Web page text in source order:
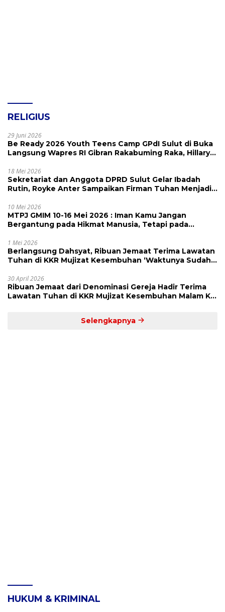
RELIGIUS
29 Juni 2026
Be Ready 2026 Youth Teens Camp GPdI Sulut di Buka
Langsung Wapres RI Gibran Rakabuming Raka, Hillary
18 Mei 2026
Sekretariat dan Anggota DPRD Sulut Gelar Ibadah
Rutin, Royke Anter Sampaikan Firman Tuhan Menjadi
10 Mei 2026
MTPJ GMIM 10-16 Mei 2026 : Iman Kamu Jangan
Bergantung pada Hikmat Manusia, Tetapi pada
1 Mei 2026
Berlangsung Dahsyat, Ribuan Jemaat Terima Lawatan
Tuhan di KKR Mujizat Kesembuhan ‘Waktunya Sudah
30 April 2026
Ribuan Jemaat dari Denominasi Gereja Hadir Terima
Lawatan Tuhan di KKR Mujizat Kesembuhan Malam Ke
Selengkapnya
HUKUM & KRIMINAL